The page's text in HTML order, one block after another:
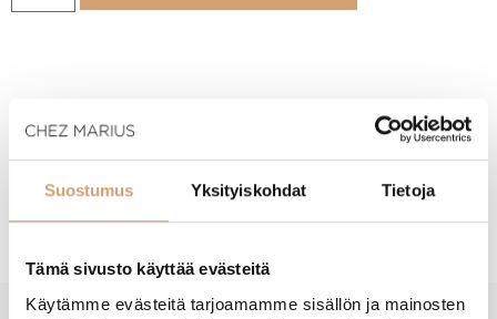
Suostumus Yksityiskohdat Tietoja
Tämä sivusto käyttää evästeitä
Käytämme evästeitä tarjoamamme sisällön ja mainosten
Tuotekuvaus
Hoito-ohjeet